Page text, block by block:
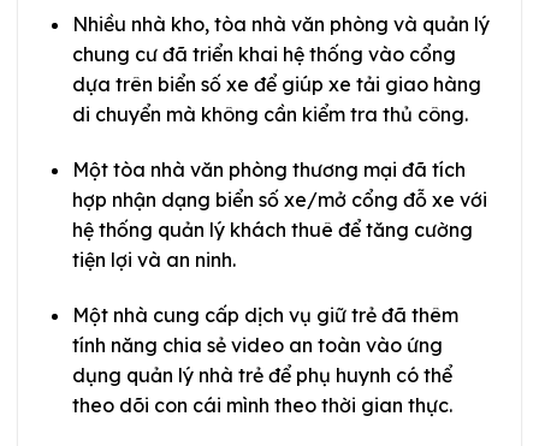
Nhiều nhà kho, tòa nhà văn phòng và quản lý
chung cư đã triển khai hệ thống vào cổng
dựa trên biển số xe để giúp xe tải giao hàng
di chuyển mà không cần kiểm tra thủ công.
Một tòa nhà văn phòng thương mại đã tích
hợp nhận dạng biển số xe/mở cổng đỗ xe với
hệ thống quản lý khách thuê để tăng cường
tiện lợi và an ninh.
Một nhà cung cấp dịch vụ giữ trẻ đã thêm
tính năng chia sẻ video an toàn vào ứng
dụng quản lý nhà trẻ để phụ huynh có thể
theo dõi con cái mình theo thời gian thực.